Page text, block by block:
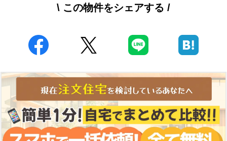
\ この物件をシェアする /